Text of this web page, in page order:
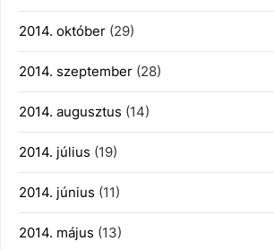
2014. október (29)
2014. szeptember (28)
2014. augusztus (14)
2014. július (19)
2014. június (11)
2014. május (13)